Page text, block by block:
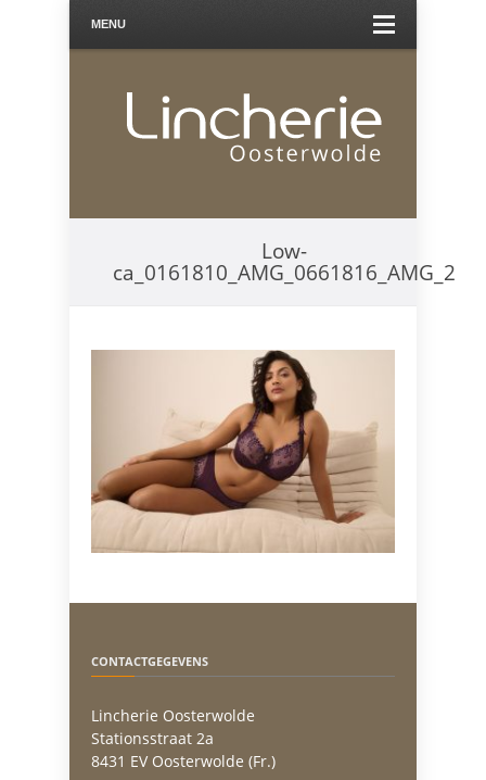
MENU
Low-
ca_0161810_AMG_0661816_AMG_2
CONTACTGEGEVENS
Lincherie Oosterwolde
Stationsstraat 2a
8431 EV Oosterwolde (Fr.)